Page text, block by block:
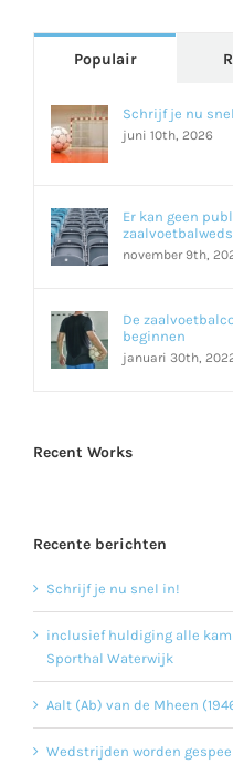
Populair
Schrijf je nu
juni 10th, 2026
Er kan geen
november 9th,
De
beginnen
januari 30th,
Recent Works
Recente berichten
Schrijf je nu snel in!
inclusief huldiging alle
Sporthal Waterwijk
Aalt (Ab) van de Mheen
Wedstrijden worden